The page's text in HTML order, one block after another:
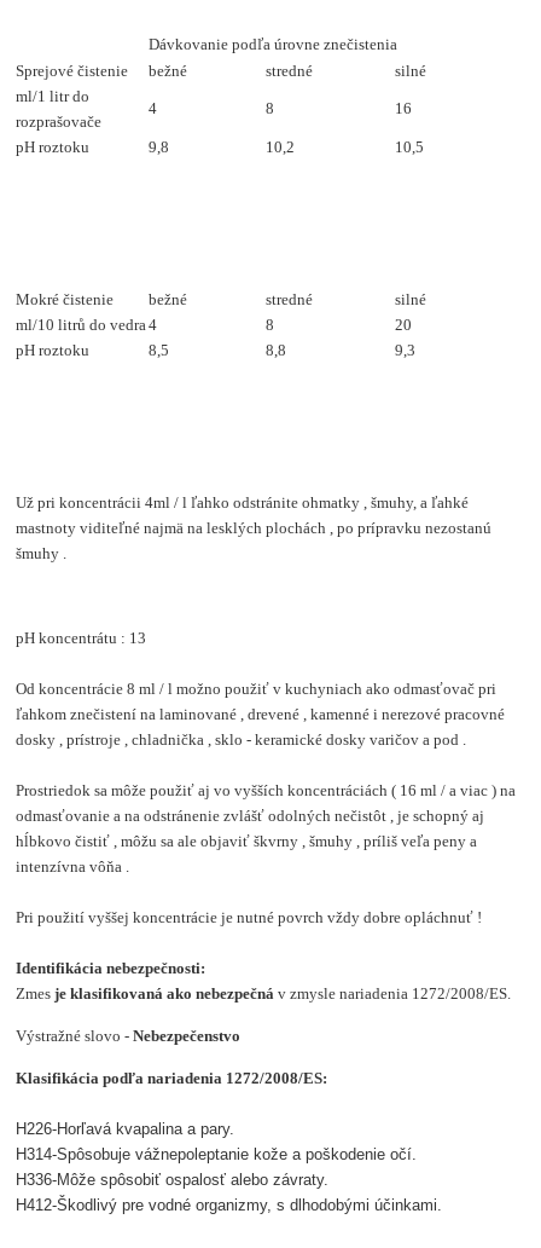
Dávkovanie podľa úrovneznečistenia
Sprejové čistenie
bežné stredné
silné
ml/1 litr do
rozprašovače
4 8 16
pH roztoku 9,8 10,2 10,5
Mokré čistenie bežné stredné
silné
ml/10 litrů do vedra4 8
20
pH roztoku
8,5 8,8 9,3
Už pri koncentrácii 4ml / l ľahko odstránite ohmatky , šmuhy, a ľahké
mastnoty viditeľné najmä na lesklých plochách , po prípravku nezostanú
šmuhy .
pH koncentrátu : 13
Od koncentrácie 8 ml / l možno použiť v kuchyniach ako odmasťovač pri
ľahkom znečistení na laminované , drevené , kamenné i nerezové pracovné
dosky , prístroje , chladnička , sklo - keramické dosky varičov a pod .
Prostriedok sa môže použiť aj vo vyšších koncentráciách ( 16 ml / a viac ) na
odmasťovanie a na odstránenie zvlášť odolných nečistôt , je schopný aj
hĺbkovo čistiť , môžu sa ale objaviť škvrny , šmuhy , príliš veľa peny a
intenzívna vôňa .
Pri použití vyššej koncentrácie je nutné povrch vždy dobre opláchnuť !​
Identifikácia nebezpečnosti:
Zmesje klasifikovaná ako nebezpečná v zmysle nariadenia 1272/2008/ES.
Výstražné slovo -Nebezpečenstvo
Klasifikácia podľa nariadenia 1272/2008/ES:
H226-Horľavá kvapalina a pary.
H314-Spôsobuje vážnepoleptanie kože a poškodenie očí.
H336-Môže spôsobiť ospalosť alebo závraty.
H412-Škodlivý pre vodné organizmy, s dlhodobými účinkami.